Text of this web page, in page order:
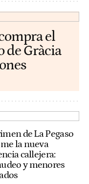
el
de Gràcia
de La Pegaso
la nueva
callejera:
y menores